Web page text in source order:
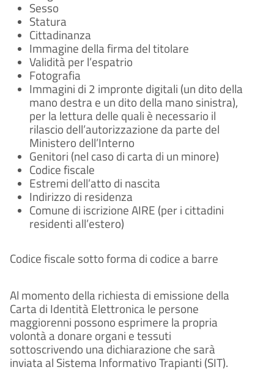
Sesso
Statura
Cittadinanza
Immagine della firma del titolare
Validità per l’espatrio
Fotografia
Immagini di 2 impronte digitali (un dito della
mano destra e un dito della mano sinistra),
per la lettura delle quali è necessario il
rilascio dell’autorizzazione da parte del
Ministero dell’Interno
Genitori (nel caso di carta di un minore)
Codice fiscale
Estremi dell’atto di nascita
Indirizzo di residenza
Comune di iscrizione AIRE (per i cittadini
residenti all’estero)
Codice fiscale sotto forma di codice a barre
Al momento della richiesta di emissione della
Carta di Identità Elettronica le persone
maggiorenni possono esprimere la propria
volontà a donare organi e tessuti
sottoscrivendo una dichiarazione che sarà
inviata al Sistema Informativo Trapianti (SIT).